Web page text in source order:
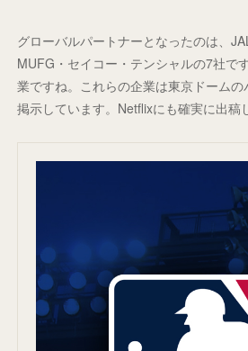
グローバルパートナーとなったのは、
MUFG・セイコー・テンシャルの7社で
業ですね。これらの企業は東京ドーム
掲示しています。Netflixにも確実に出稿